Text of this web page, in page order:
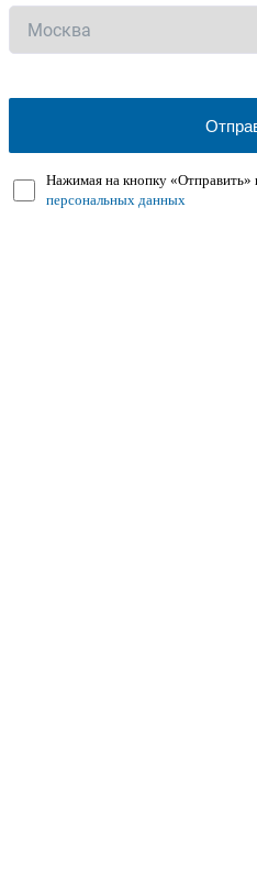
Нажимая на кнопку «Отправить»
персональных данных